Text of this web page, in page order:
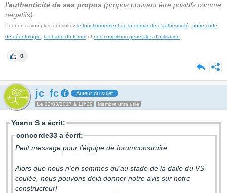
l'authenticité de ses propos (propos pouvant être positifs comme
négatifs).
Pour en savoir plus, consultez le fonctionnement de la demande d'authenticité
notre code
de déontologie
la charte du forum et nos conditions générales d'utilisation
0
jc_fc Auteur du sujet
Le 02/03/2017 à 11h29 Membre ultra utile
Yoann S a écrit:
concorde33 a écrit:
Petit message pour l'équipe de forumconstruire.
Alors que nous n'en sommes qu'au stade de la dalle du VS
coulée, nous pouvons déjà donner notre avis sur notre
constructeur!